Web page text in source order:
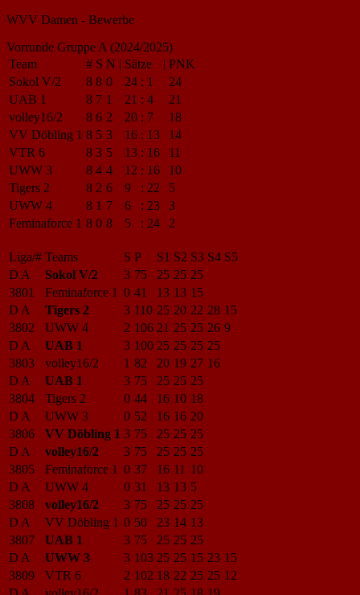
WVV Damen - Bewerbe
Vorrunde Gruppe A (2024/2025)
Team
# S N | Sätze | PNK
Sokol V/2
8 8 0 24 : 1
24
UAB 1
8 7 1 21 : 4
21
volley16/2
8 6 2 20 : 7
18
VV Döbling 1 8 5 3 16 : 13
14
VTR 6
8 3 5 13 : 16
11
UWW 3
8 4 4 12 : 16
10
Tigers 2
8 2 6 9 : 22
5
UWW 4
8 1 7 6 : 23
3
Feminaforce 1 8 0 8 5 : 24 2
Liga/# Teams S P S1 S2 S3 S4 S5
D A
Sokol V/2 3 75 25 25 25
3801
Feminaforce 1 0 41 13 13 15
D A
Tigers 2 3 110 25 20 22 28 15
3802
UWW 4 2 106 21 25 25 26 9
D A
UAB 1 3 100 25 25 25 25
3803
volley16/2 1 82 20 19 27 16
D A
UAB 1 3 75 25 25 25
3804
Tigers 2 0 44 16 10 18
D A
UWW 3 0 52 16 16 20
3806
VV Döbling 1 3 75 25 25 25
D A
volley16/2 3 75 25 25 25
3805
Feminaforce 1 0 37 16 11 10
D A
UWW 4 0 31 13 13 5
3808
volley16/2 3 75 25 25 25
D A
VV Döbling 1 0 50 23 14 13
3807
UAB 1 3 75 25 25 25
D A
UWW 3 3 103 25 25 15 23 15
3809
VTR 6 2 102 18 22 25 25 12